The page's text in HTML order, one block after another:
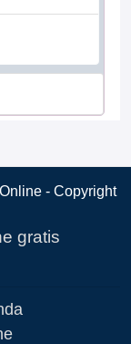
- Copyright
gratis